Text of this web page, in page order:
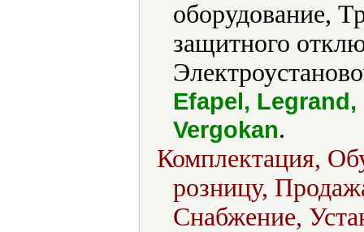
оборудование,
защитного
Efapel,
Vergokan.
Комплектация,
розницу,
Снабжение,